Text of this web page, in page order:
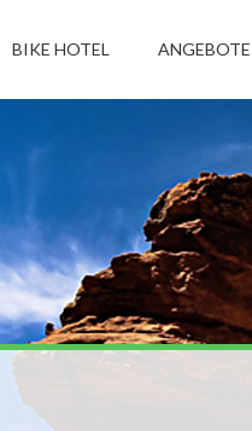
BIKE HOTEL ANGEBOTE